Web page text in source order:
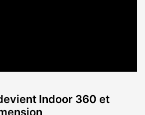
Indoor 360 et